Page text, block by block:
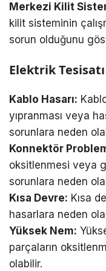
Merkezi Kilit
kilit sisteminin
sorun olduğunu
Elektrik
Kablo Hasarı:
yıpranması veya
sorunlara neden
Konnektör
oksitlenmesi veya
sorunlara neden
Kısa Devre: Kısa
hasarlara neden
Yüksek Nem:
parçaların
olabilir.